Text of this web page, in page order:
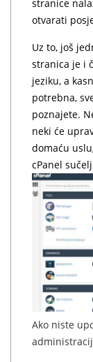
stranice
otvarati
Uz to, još
stranica je i
jeziku, a
potrebna,
poznajete.
neki će
domaću
cPanel
Ako niste